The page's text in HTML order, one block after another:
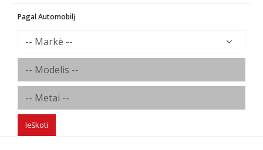
Pagal Automobilį
Ieškoti